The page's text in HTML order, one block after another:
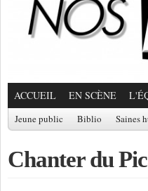
ACCUEIL EN SCÈNE
Jeune public Biblio Saines
Chanter du